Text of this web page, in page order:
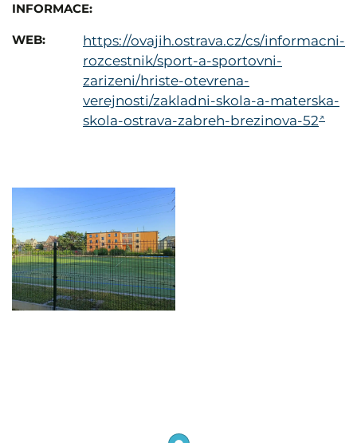
INFORMACE:
WEB:
https://ovajih.ostrava.cz/cs/informacni-
rozcestnik/sport-a-sportovni-
zarizeni/hriste-otevrena-
verejnosti/zakladni-skola-a-materska-
skola-ostrava-zabreh-brezinova-52